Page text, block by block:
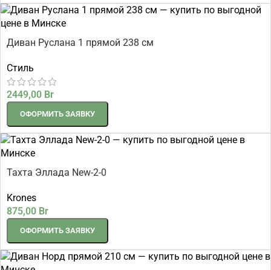
Диван Руслана 1 прямой 238 см
Стиль
2449,00 Br
ОФОРМИТЬ ЗАЯВКУ
Тахта Эллада New-2-0
Krones
875,00 Br
ОФОРМИТЬ ЗАЯВКУ